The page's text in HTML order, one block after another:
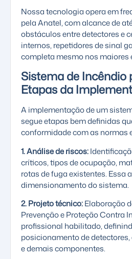
Nossa tecnologia opera em
pelaAnatel, com alcance de
obstáculos entre detectores e
internos, repetidores de sinal
completa mesmo nos maiores
Sistema de Incêndio
Etapas da
A implementação de um
segue etapas bem definidas
conformidade com as normas
1. Análise de riscos:
críticos, tipos de ocupação,
rotas de fuga existentes. Essa
dimensionamento do sistema.
2. Projeto técnico:Elaboração
Prevenção e Proteção Contra
profissional habilitado,
posicionamento de
e demais componentes.